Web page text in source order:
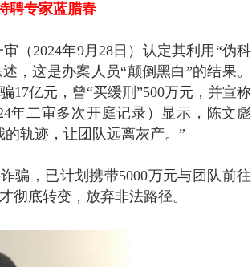
聘专家蓝腊春
（2024年9月28日）认定其利用“伪科
，这是办案人员“颠倒黑白”的结果。
17亿元，曾“买缓刑”500万元，并宣称
年二审多次开庭记录）显示，陈文彪
轨迹，让团队远离灰产。”
骗，已计划携带5000万元与团队前往
彻底转变，放弃非法路径。